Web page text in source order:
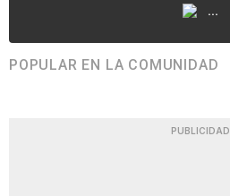
...
POPULAR EN LA COMUNIDAD
PUBLICIDAD